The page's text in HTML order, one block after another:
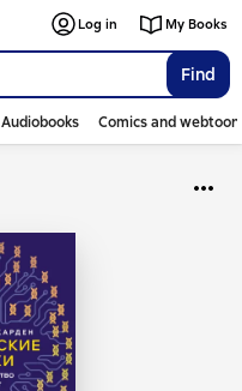
Find
Log in My Books
Audiobooks Comics and